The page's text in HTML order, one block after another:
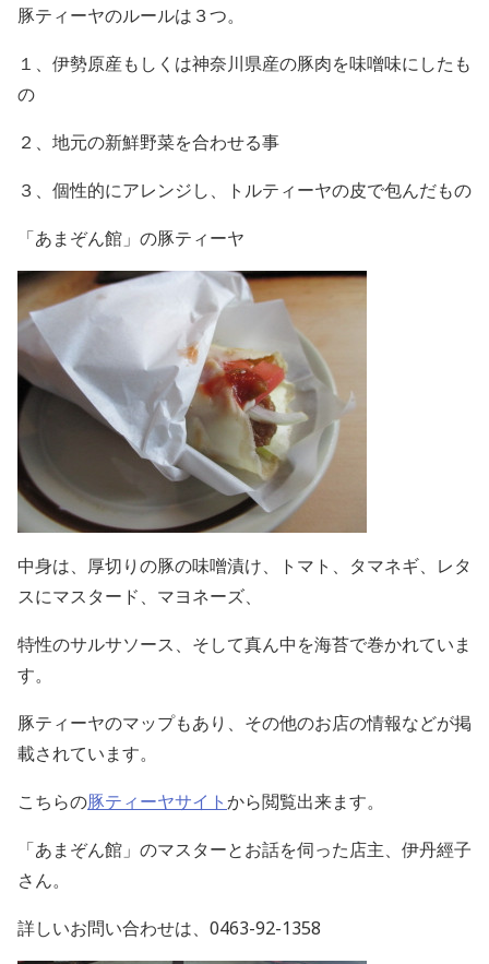
豚ティーヤのルールは３つ。
１、伊勢原産もしくは神奈川県産の豚肉を味噌味にしたも
の
２、地元の新鮮野菜を合わせる事
３、個性的にアレンジし、トルティーヤの皮で包んだもの
「あまぞん館」の豚ティーヤ
中身は、厚切りの豚の味噌漬け、トマト、タマネギ、レタ
スにマスタード、マヨネーズ、
特性のサルサソース、そして真ん中を海苔で巻かれていま
す。
豚ティーヤのマップもあり、その他のお店の情報などが掲
載されています。
こちらの豚ティーヤサイトから閲覧出来ます。
「あまぞん館」のマスターとお話を伺った店主、伊丹經子
さん。
詳しいお問い合わせは、0463-92-1358